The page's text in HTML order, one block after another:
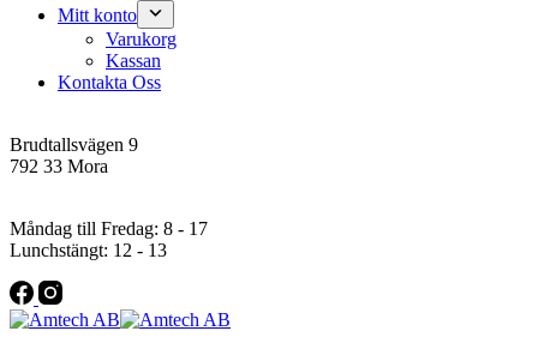
Mitt konto
Varukorg
Kassan
Kontakta Oss
Brudtallsvägen 9
792 33 Mora
Måndag till Fredag: 8 - 17
Lunchstängt: 12 - 13